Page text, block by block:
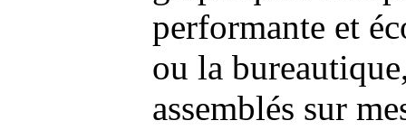
performante et
ou la
assemblés sur